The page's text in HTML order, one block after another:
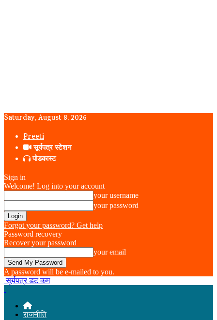
Saturday, August 8, 2026
Preeti
सूर्यपत्र स्टेशन
पोडकास्ट
Sign in
Welcome! Log into your account
your username
your password
Forgot your password? Get help
Password recovery
Recover your password
your email
A password will be e-mailed to you.
सूर्यपत्र डट कम
राजनीति